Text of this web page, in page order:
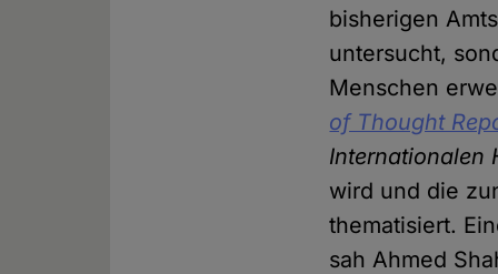
bisherigen
untersucht,
Menschen
of Thought
Internationalen
wird und die
thematisiert.
sah Ahmed